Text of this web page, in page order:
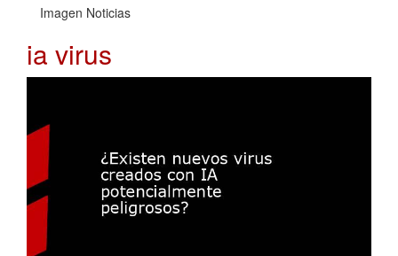
Imagen Noticias
ia virus